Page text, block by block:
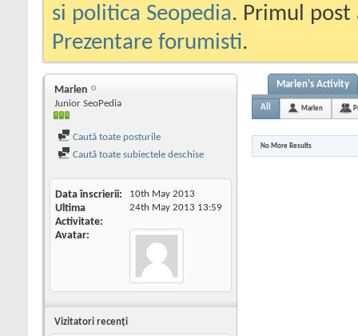
si politica Seopedia. Primul
Prezentare forumisti.
Marlen
Junior SeoPedia
Caută toate posturile
Caută toate subiectele deschise
Data înscrierii 10th May 2013
Ultima
Activitate
24th May 2013 13:59
Avatar
Vizitatori recenţi
Marlen's Activity
All Marlen
No More Results